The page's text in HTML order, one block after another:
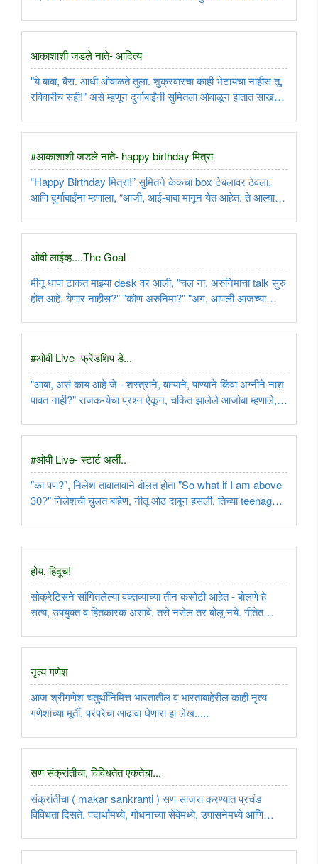
आकाशाशी जडले नाते- आदित्य
"ये बाबा, बैस. आधी ओवाळते तुला. शुक्रवारचा काही भेटायचा नाहीस तू,
रविवारीच सही!" असे म्हणून दुर्गाबाईंनी सुमितला ओवाळून हातात साखर
#आकाशाशी जडले नाते- happy birthday मित्रा
“Happy Birthday मित्रा!” सुमितने केकचा box टेबलावर ठेवला,
आणि दुर्गाबाईंना म्हणाला, “आजी, आई-बाबा मागून येत आहेत. ते आल्यावर
ओवी लाईव्ह....The Goal
मीनू धापा टाकत माझ्या desk वर आली, "चल ना, अरुनिमाचा talk सुरु
होत आहे. येणार नाहीस?" "कोण अरुनिमा?" "अग, आपली आजच्या
#ओवी Live- फ्रेंडशिप डे...
"आबा, असं काय आहे जे - शस्त्राने, वाऱ्याने, पाण्याने किंवा अग्नीने नाश
पावत नाही?" राजकन्येचा प्रश्न ऐकून, चकित झालेले आजोबा म्हणाले,
#ओवी Live- स्टार्ट अर्ली..
"का पण?", निलेश तावातावाने बोलत होता "So what if I am above
30?" निलेशची चुलत बहिण, नीतू ओठ दाबून हसली. तिच्या teenager
होय, हिंदूच!
सोक्रेटिसने सांगितलेल्या वक्तव्याच्या तीन कसोटी आहेत - बोलणे हे
सत्य, उपयुक्त व हितकारक असावे. तसे नसेल तर बोलू नये. गीतेत
नृत्य गणेश
आज श्रीगणेश चतुर्थीनिमित्त भारतातील व भारताबाहेरील काही नृत्य
गणेशांच्या मूर्ती, परंपरेचा आढावा घेणारा हा लेख.....
सण संक्रांतीचा, विविधतेत एकतेचा...
संक्रांतीचा ( makar sankranti ) सण साजरा करण्यात प्रचंड
विविधता दिसते. पदार्थांमध्ये, गोधनाच्या सेवेमध्ये, उपासनेमध्ये आणि